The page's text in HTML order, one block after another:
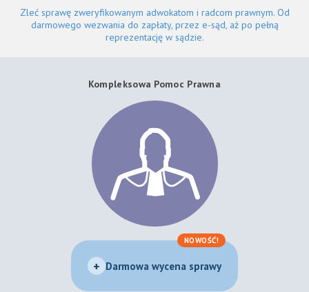
Zleć sprawę zweryfikowanym adwokatom i radcom prawnym. Od
darmowego wezwania do zapłaty, przez e-sąd, aż po pełną
reprezentację w sądzie.
Kompleksowa Pomoc Prawna
NOWOŚĆ!
+ Darmowa wycena sprawy